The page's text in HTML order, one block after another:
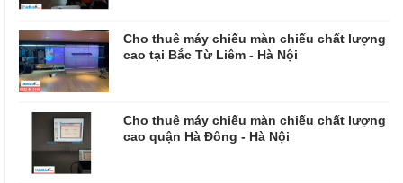
Cho thuê máy chiếu màn chiếu chất lượng
cao tại Bắc Từ Liêm - Hà Nội
Cho thuê máy chiếu màn chiếu chất lượng
cao quận Hà Đông - Hà Nội